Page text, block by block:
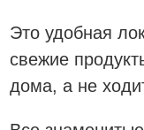
Это удобная
свежие
дома, а не